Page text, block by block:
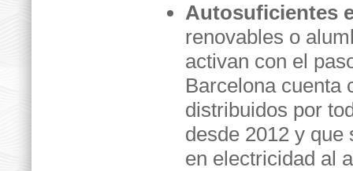
Autosuficientes
renovables o
activan con el
Barcelona cuenta
distribuidos por
desde 2012 y que
en electricidad al